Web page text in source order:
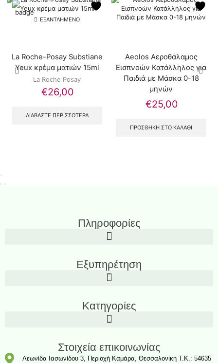
ΕΞΑΝΤΛΗΜΈΝΟ
La Roche-Posay Substiane
Yeux κρέμα ματιών 15ml
La Roche Posay
€26,00
ΔΙΑΒΆΣΤΕ ΠΕΡΙΣΣΌΤΕΡΑ
Aeolos Αεροθάλαμος
Εισπνοών Κατάλληλος για
Παιδιά με Μάσκα 0-18
μηνών
€25,00
ΠΡΟΣΘΉΚΗ ΣΤΟ ΚΑΛΆΘΙ
Πληροφορίες
Εξυπηρέτηση
Κατηγορίες
Στοιχεία επικοινωνίας
Λεωνίδα Ιασωνίδου 3, Περιοχή Καμάρα, Θεσσαλονίκη T.K.: 54635